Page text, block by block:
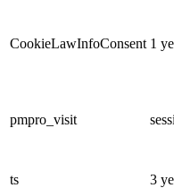
CookieLawInfoConsent 1
pmpro_visit
ts 3